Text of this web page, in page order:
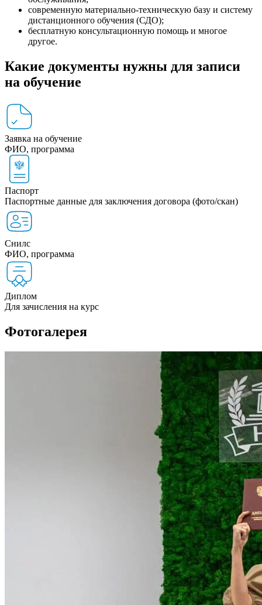
современную материально-техническую базу и систему
дистанционного обучения (СДО);
бесплатную консультационную помощь и многое
другое.
Какие документы нужны для записи
на обучение
Заявка на обучение
ФИО, программа
Паспорт
Паспортные данные для заключения договора (фото/скан)
Снилс
ФИО, программа
Диплом
Для зачисления на курс
Фотогалерея